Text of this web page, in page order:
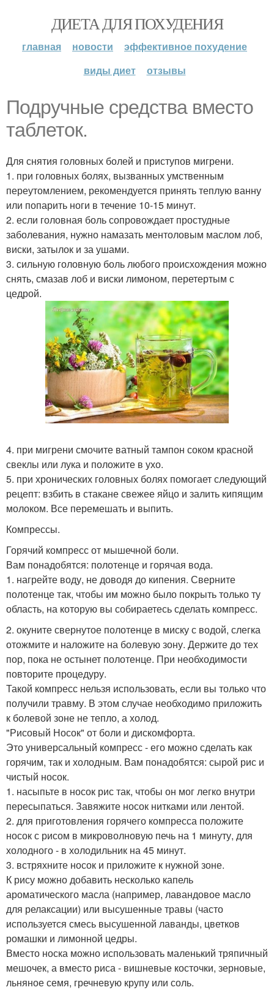
ДИЕТА ДЛЯ ПОХУДЕНИЯ
главная новости
эффективное похудение
виды диет
отзывы
Подручные средства вместо
таблеток.
Для снятия головных болей и приступов мигрени.
1. при головных болях, вызванных умственным
переутомлением, рекомендуется принять теплую ванну
или попарить ноги в течение 10-15 минут.
2. если головная боль сопровождает простудные
заболевания, нужно намазать ментоловым маслом лоб,
виски, затылок и за ушами.
3. сильную головную боль любого происхождения можно
снять, смазав лоб и виски лимоном, перетертым с
цедрой.
4. при мигрени смочите ватный тампон соком красной
свеклы или лука и положите в ухо.
5. при хронических головных болях помогает следующий
рецепт: взбить в стакане свежее яйцо и залить кипящим
молоком. Все перемешать и выпить.
Компрессы.
Горячий компресс от мышечной боли.
Вам понадобятся: полотенце и горячая вода.
1. нагрейте воду, не доводя до кипения. Сверните
полотенце так, чтобы им можно было покрыть только ту
область, на которую вы собираетесь сделать компресс.
2. окуните свернутое полотенце в миску с водой, слегка
отожмите и наложите на болевую зону. Держите до тех
пор, пока не остынет полотенце. При необходимости
повторите процедуру.
Такой компресс нельзя использовать, если вы только что
получили травму. В этом случае необходимо приложить
к болевой зоне не тепло, а холод.
"Рисовый Носок" от боли и дискомфорта.
Это универсальный компресс - его можно сделать как
горячим, так и холодным. Вам понадобятся: сырой рис и
чистый носок.
1. насыпьте в носок рис так, чтобы он мог легко внутри
пересыпаться. Завяжите носок нитками или лентой.
2. для приготовления горячего компресса положите
носок с рисом в микроволновую печь на 1 минуту, для
холодного - в холодильник на 45 минут.
3. встряхните носок и приложите к нужной зоне.
К рису можно добавить несколько капель
ароматического масла (например, лавандовое масло
для релаксации) или высушенные травы (часто
используется смесь высушенной лаванды, цветков
ромашки и лимонной цедры.
Вместо носка можно использовать маленький тряпичный
мешочек, а вместо риса - вишневые косточки, зерновые,
льняное семя, гречневую крупу или соль.